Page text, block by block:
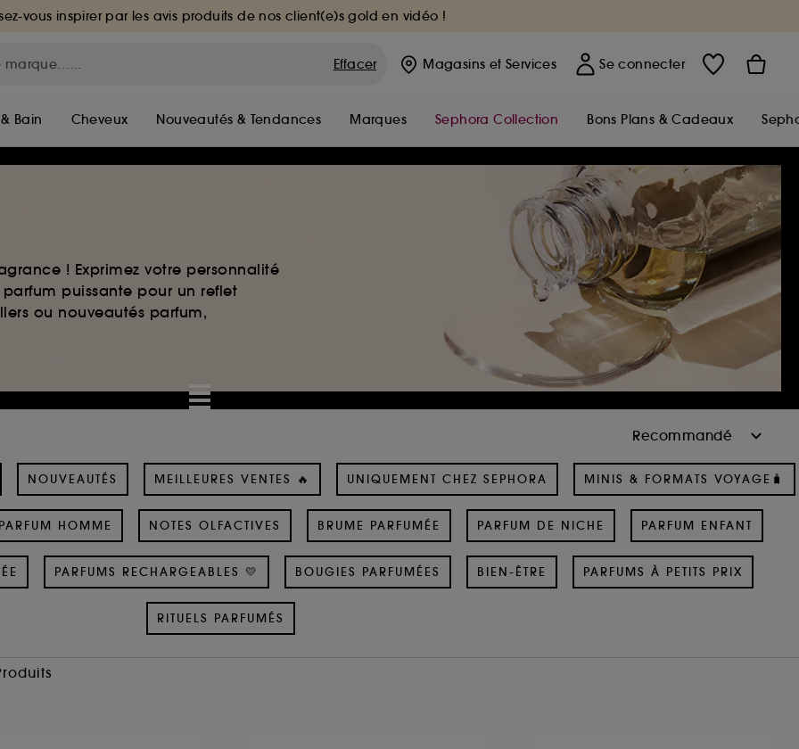
vous inspirer par les avis produits de nos client(e)s gold en vidéo !
Effacer Magasins et Services Se connecter
Bain Cheveux Nouveautés & Tendances Marques Sephora Collection Bons Plans & Cadeaux
! Exprimez votre personnalité
puissante pour un reflet
ou nouveautés parfum,
NOUVEAUTÉS MEILLEURES VENTES 🔥 UNIQUEMENT CHEZ SEPHORA MINIS & FORMATS VOYAGE🧳
PARFUM HOMME NOTES OLFACTIVES BRUME PARFUMÉE PARFUM DE NICHE PARFUM ENFANT
PARFUMS RECHARGEABLES 💛 BOUGIES PARFUMÉES BIEN-ÊTRE PARFUMS À PETITS PRIX
RITUELS PARFUMÉS